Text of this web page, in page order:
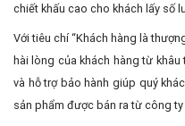
chiết khấu cao cho khách lấy số
Với tiêu chí “Khách hàng là
hài lòng của khách hàng từ
và hỗ trợ bảo hành giúp quý
sản phẩm được bán ra từ công ty